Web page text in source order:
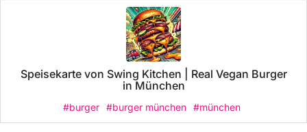
Speisekarte von Swing Kitchen | Real Vegan Burger
in München
#burger #burger münchen #münchen